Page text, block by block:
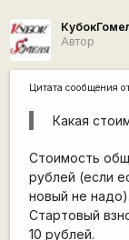
Автор
Цитата сообщения
Какая
Стоимость
рублей (если
новый не надо).
Стартовый
10 рублей.